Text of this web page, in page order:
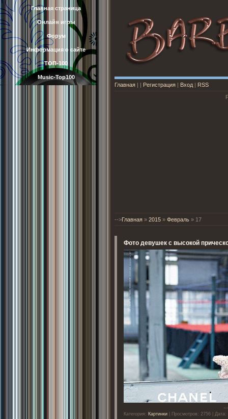
Главная страница
Онлайн игры
Форум
Информация о сайте
ТОП-100
Music-Top100
Главная
Регистрация Вход
RSS
-->Главная » 2015 » Февраль » 17
Фото девушек с высокой
Категория: Картинки | Просмотров: 2756 |